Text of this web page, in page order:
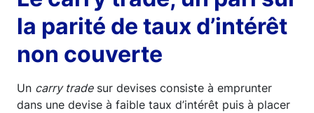
la parité de taux d’intérêt
non couverte
Un carry tradesur devises consiste à emprunter
dans une devise à faible taux d’intérêt puis à placer